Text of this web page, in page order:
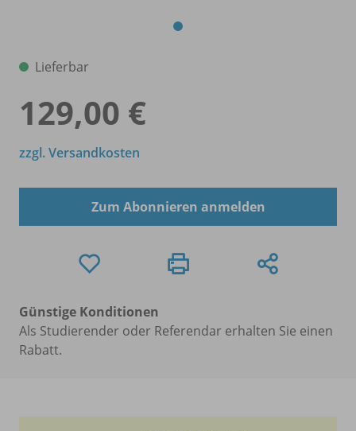
Lieferbar
129,00 €
zzgl. Versandkosten
Zum Abonnieren anmelden
Günstige Konditionen
Als Studierender oder Referendar erhalten Sie einen
Rabatt.